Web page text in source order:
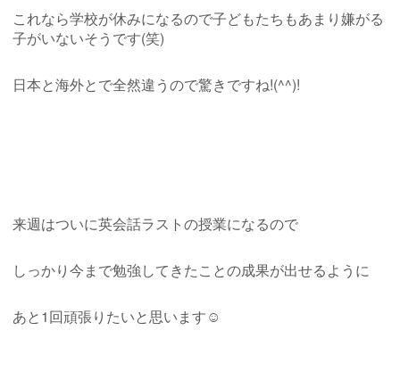
これなら学校が休みになるので子どもたちもあまり嫌がる
子がいないそうです(笑)
日本と海外とで全然違うので驚きですね!(^^)!
来週はついに英会話ラストの授業になるので
しっかり今まで勉強してきたことの成果が出せるように
あと1回頑張りたいと思います☺